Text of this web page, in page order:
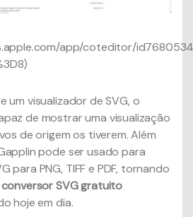
app/coteditor/
um visualizador de SVG, o
de mostrar uma visualização
de origem os tiverem. Além
pode ser usado para
para PNG, TIFF e PDF, tornando
SVG gratuito
hoje em dia.